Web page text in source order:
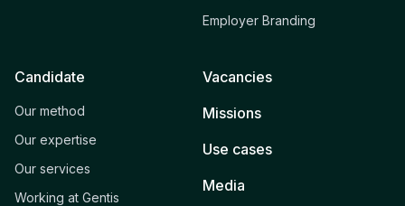
Employer Branding
Candidate
Our method
Our expertise
Our services
Working at Gentis
Vacancies
Missions
Use cases
Media